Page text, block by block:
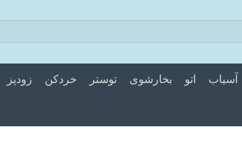
آسیاب اتو بخارشوی توستر خردکن زودپز